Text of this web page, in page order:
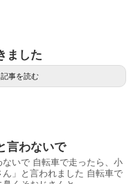
ました
記事を読む
言わないで
いで 自転車で走ったら、小
」と言われました 自転車で